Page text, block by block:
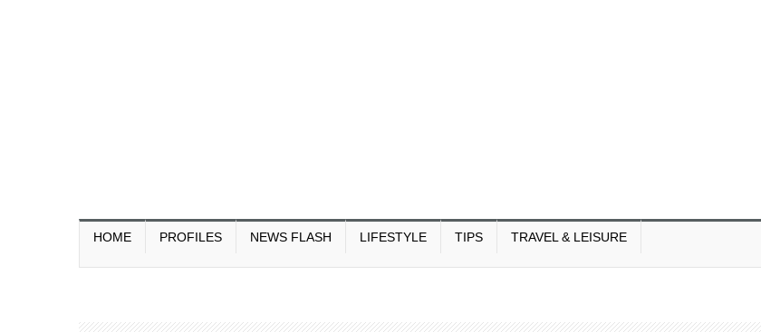
HOME PROFILES NEWS FLASH LIFESTYLE TIPS TRAVEL & LEISURE